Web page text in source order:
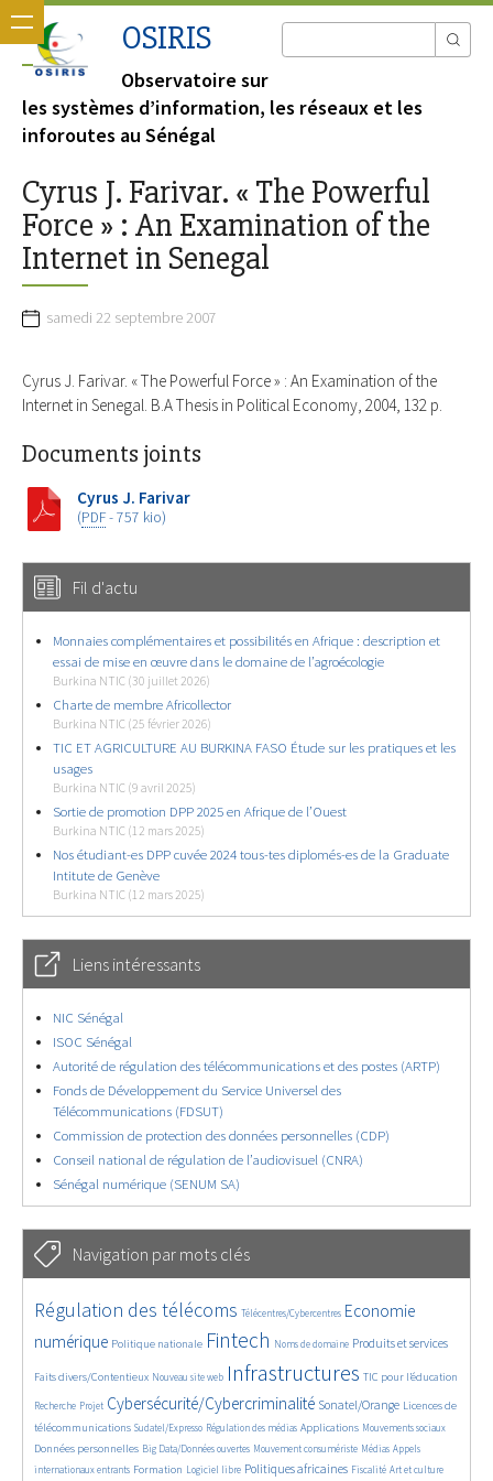
OSIRIS
Observatoire sur
les systèmes d’information, les réseaux et les
inforoutes au Sénégal
Cyrus J. Farivar. « The Powerful
Force » : An Examination of the
Internet in Senegal
samedi 22 septembre 2007
Cyrus J. Farivar. « The Powerful Force » : An Examination of the
Internet in Senegal. B.A Thesis in Political Economy, 2004, 132 p.
Documents joints
Cyrus J. Farivar
(PDF-757 kio)
Fil d'actu
Monnaies complémentaires et possibilités en Afrique : description et
essai de mise en œuvre dans le domaine de l’agroécologie
Burkina NTIC (30 juillet 2026)
Charte de membre Africollector
Burkina NTIC (25 février 2026)
TIC ET AGRICULTURE AU BURKINA FASO Étude sur les pratiques et les
usages
Burkina NTIC (9 avril 2025)
Sortie de promotion DPP 2025 en Afrique de l’Ouest
Burkina NTIC (12 mars 2025)
Nos étudiant-es DPP cuvée 2024 tous-tes diplomés-es de la Graduate
Intitute de Genève
Burkina NTIC (12 mars 2025)
Liens intéressants
NIC Sénégal
ISOC Sénégal
Autorité de régulation des télécommunications et des postes (ARTP)
Fonds de Développement du Service Universel des
Télécommunications (FDSUT)
Commission de protection des données personnelles (CDP)
Conseil national de régulation de l’audiovisuel (CNRA)
Sénégal numérique (SENUM SA)
Navigation par mots clés
4619/5681
Régulation des télécoms
367/5681 Télécentres/Cybercentres
3707/5681
Economie
numérique
1844/5681 Politique nationale
5226/5681 Fintech
683/5681 Noms de domaine
2411/5681 Produits et services
1591/5681
Faits divers/Contentieux Nouveau site web Infrastructures TIC pour l’éducation
Recherche
247/5681Projet
3592/5681 Cybersécurité/Cybercriminalité
2327/5681 Sonatel/Orange
1633/5681
Licences de
télécommunications
283/5681 Sudatel/Expresso
1034/5681 Régulation des médias
1525/5681 Applications
1162/5681 Mouvements sociaux
1663/5681
Données personnelles
140/5681 Big Data/Données ouvertes
615/5681 Mouvement consumériste
375/5681 Médias
675/5681
Appels
internationaux entrants
1751/5681 Formation
94/5681 Logiciel libre
2451/5681 Politiques africaines
1080/5681 Fiscalité
174/5681 Art et culture
589/5681